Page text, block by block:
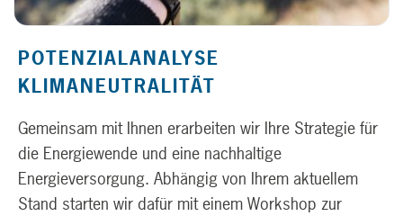
POTENZIALANALYSE
KLIMANEUTRALITÄT
Gemeinsam mit Ihnen erarbeiten wir Ihre Strategie für
die Energiewende und eine nachhaltige
Energieversorgung. Abhängig von Ihrem aktuellem
Stand starten wir dafür mit einem Workshop zur